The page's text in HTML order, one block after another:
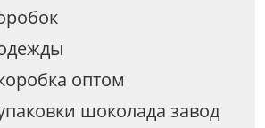
оптом
шоколада завод